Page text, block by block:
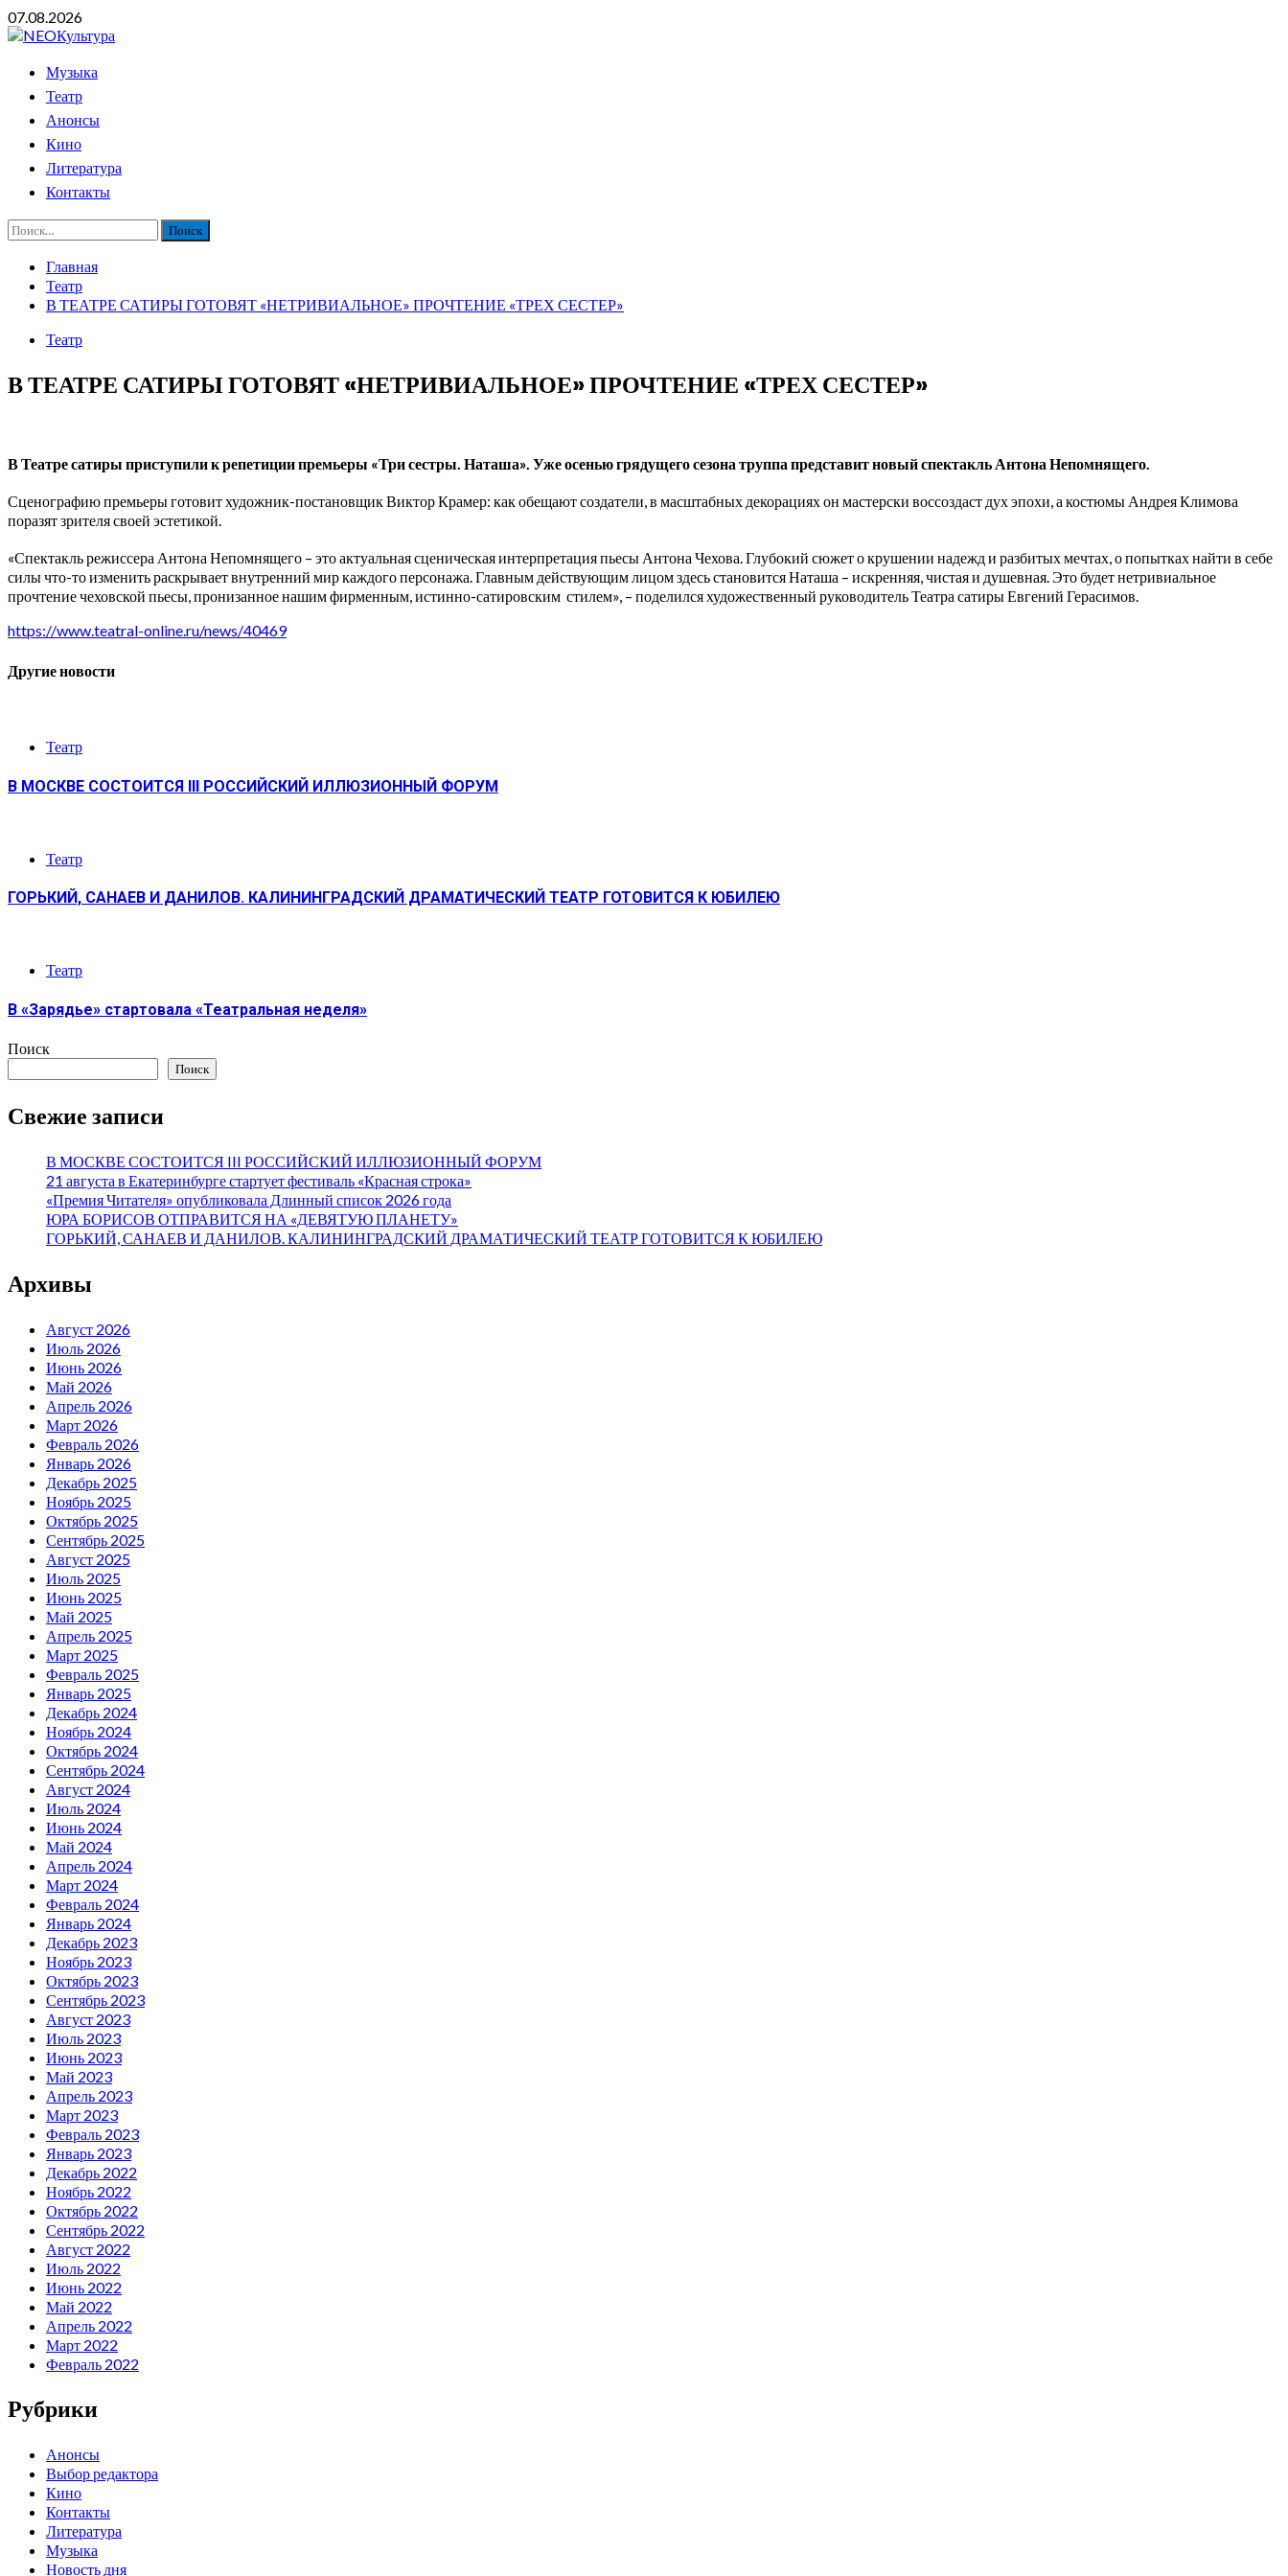
Перейти
к
07.08.2026
ОсновноеМузыка
Театр
Анонсы
Кино
Литература
Контакты
Найти:
Главная
Театр
В ТЕАТРЕ САТИРЫ ГОТОВЯТ «НЕТРИВИАЛЬНОЕ» ПРОЧТЕНИЕ «ТРЕХ СЕСТЕР»
Театр
В ТЕАТРЕ САТИРЫ ГОТОВЯТ «НЕТРИВИАЛЬНОЕ» ПРОЧТЕНИЕ «ТРЕХ СЕСТЕР»
В Театре сатиры приступили к репетиции премьеры «Три сестры. Наташа». Уже осенью грядущего сезона труппа представит новый спектакль Антона Непомнящего.
Сценографию премьеры готовит художник-постановщик Виктор Крамер: как обещают создатели, в масштабных декорациях он мастерски воссоздаст дух эпохи, а костюмы Андрея Климова
поразят зрителя своей эстетикой.
«Спектакль режиссера Антона Непомнящего – это актуальная сценическая интерпретация пьесы Антона Чехова. Глубокий сюжет о крушении надежд и разбитых мечтах, о попытках найти в себе
силы что-то изменить раскрывает внутренний мир каждого персонажа. Главным действующим лицом здесь становится Наташа – искренняя, чистая и душевная. Это будет нетривиальное
прочтение чеховской пьесы, пронизанное нашим фирменным, истинно-сатировским стилем», – поделился художественный руководитель Театра сатиры Евгений Герасимов.
https://www.teatral-online.ru/news/40469
Другие новости
Театр
В МОСКВЕ СОСТОИТСЯ III РОССИЙСКИЙ ИЛЛЮЗИОННЫЙ ФОРУМ
Театр
ГОРЬКИЙ, САНАЕВ И ДАНИЛОВ. КАЛИНИНГРАДСКИЙ ДРАМАТИЧЕСКИЙ ТЕАТР ГОТОВИТСЯ К ЮБИЛЕЮ
Театр
В «Зарядье» стартовала «Театральная неделя»
Поиск
Поиск
Свежие записи
В МОСКВЕ СОСТОИТСЯ III РОССИЙСКИЙ ИЛЛЮЗИОННЫЙ ФОРУМ
21 августа в Екатеринбурге стартует фестиваль «Красная строка»
«Премия Читателя» опубликовала Длинный список 2026 года
ЮРА БОРИСОВ ОТПРАВИТСЯ НА «ДЕВЯТУЮ ПЛАНЕТУ»
ГОРЬКИЙ, САНАЕВ И ДАНИЛОВ. КАЛИНИНГРАДСКИЙ ДРАМАТИЧЕСКИЙ ТЕАТР ГОТОВИТСЯ К ЮБИЛЕЮ
Архивы
Август 2026
Июль 2026
Июнь 2026
Май 2026
Апрель 2026
Март 2026
Февраль 2026
Январь 2026
Декабрь 2025
Ноябрь 2025
Октябрь 2025
Сентябрь 2025
Август 2025
Июль 2025
Июнь 2025
Май 2025
Апрель 2025
Март 2025
Февраль 2025
Январь 2025
Декабрь 2024
Ноябрь 2024
Октябрь 2024
Сентябрь 2024
Август 2024
Июль 2024
Июнь 2024
Май 2024
Апрель 2024
Март 2024
Февраль 2024
Январь 2024
Декабрь 2023
Ноябрь 2023
Октябрь 2023
Сентябрь 2023
Август 2023
Июль 2023
Июнь 2023
Май 2023
Апрель 2023
Март 2023
Февраль 2023
Январь 2023
Декабрь 2022
Ноябрь 2022
Октябрь 2022
Сентябрь 2022
Август 2022
Июль 2022
Июнь 2022
Май 2022
Апрель 2022
Март 2022
Февраль 2022
Рубрики
Анонсы
Выбор редактора
Кино
Контакты
Литература
Музыка
Новость дня